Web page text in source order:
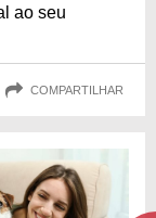
ao seu
COMPARTILHAR